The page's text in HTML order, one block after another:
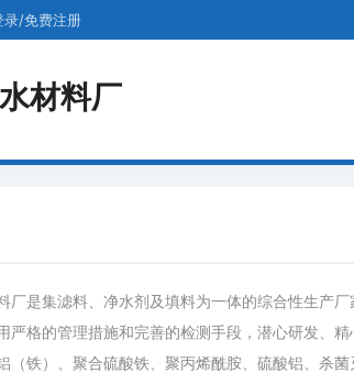
录/免费注册
材料厂
是集滤料、净水剂及填料为一体的综合性生产厂
严格的管理措施和完善的检测手段，潜心研发、
（铁）、聚合硫酸铁、聚丙烯酰胺、硫酸铝、杀菌